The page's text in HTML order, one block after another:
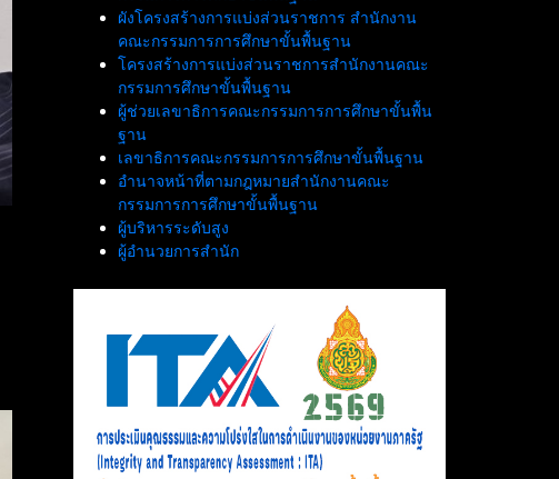
ผังโครงสร้างการแบ่งส่วนราชการ สำนักงาน
คณะกรรมการการศึกษาขั้นพื้นฐาน
โครงสร้างการแบ่งส่วนราชการสำนักงานคณะ
กรรมการศึกษาขั้นพื้นฐาน
ผู้ช่วยเลขาธิการคณะกรรมการการศึกษาขั้นพื้น
ฐาน
เลขาธิการคณะกรรมการการศึกษาขั้นพื้นฐาน
อำนาจหน้าที่ตามกฎหมายสำนักงานคณะ
กรรมการการศึกษาขั้นพื้นฐาน
ผู้บริหารระดับสูง
ผู้อำนวยการสำนัก